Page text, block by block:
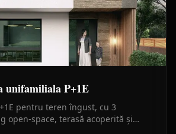
unifamiliala P+1E
pentru teren îngust, cu 3
open-space, terasă acoperită și